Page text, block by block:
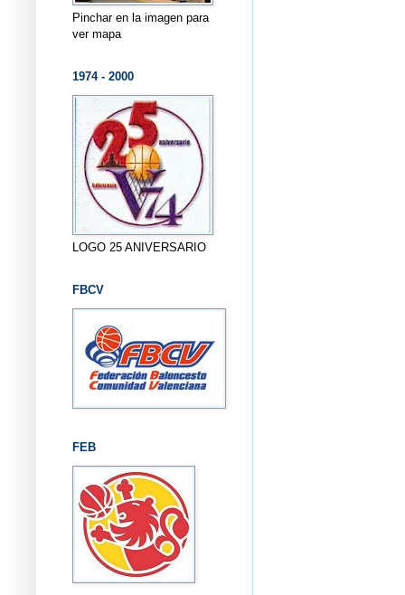
Pinchar en la imagen para
ver mapa
1974 - 2000
LOGO 25 ANIVERSARIO
FBCV
FEB